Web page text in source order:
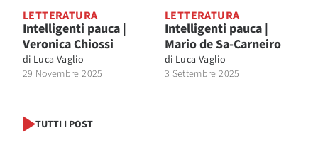
LETTERATURA
Intelligenti pauca |
Veronica Chiossi
di Luca Vaglio
29 Novembre 2025
LETTERATURA
Intelligenti pauca |
Mario de Sa-Carneiro
di Luca Vaglio
3 Settembre 2025
TUTTI I POST